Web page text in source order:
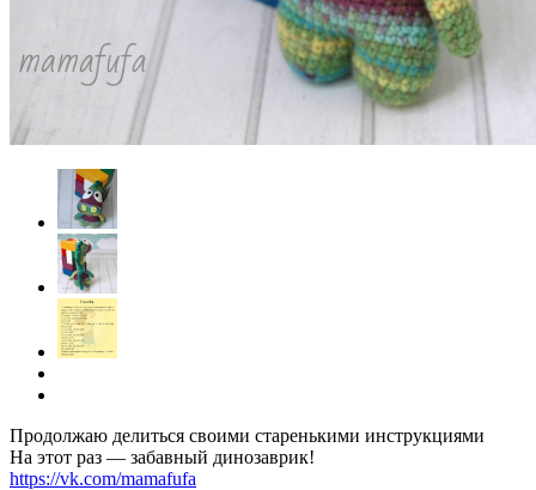
Продолжаю делиться своими старенькими инструкциями
На этот раз — забавный динозаврик!
https://vk.com/mamafufa